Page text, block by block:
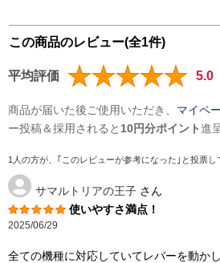
この商品のレビュー(全1件)
平均評価 5.0
商品が届いた後ご使用いただき、 マイペ
ー投稿＆採用されると 10円分ポイント進
1人の方が、｢このレビューが参考になった｣と投票し
サマルトリアの王子 さん
使いやすさ満点！
2025/06/29
全ての機種に対応していてレバーを動か